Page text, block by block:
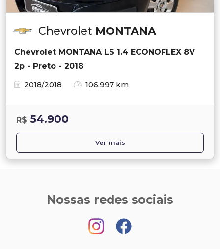
Chevrolet MONTANA
Chevrolet MONTANA LS 1.4 ECONOFLEX 8V
2p - Preto - 2018
2018/2018
106.997 km
R$ 54.900
Ver mais
Nossas redes sociais